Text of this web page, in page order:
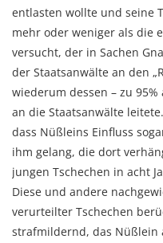
entlasten wollte und seine
mehr oder weniger als die
versucht, der in Sachen
der Staatsanwälte an den
wiederum dessen – zu
an die Staatsanwälte
dass Nüßleins Einfluss
ihm gelang, die dort
jungen Tschechen in acht
Diese und andere
verurteilter Tschechen
strafmildernd, das Nüßlein